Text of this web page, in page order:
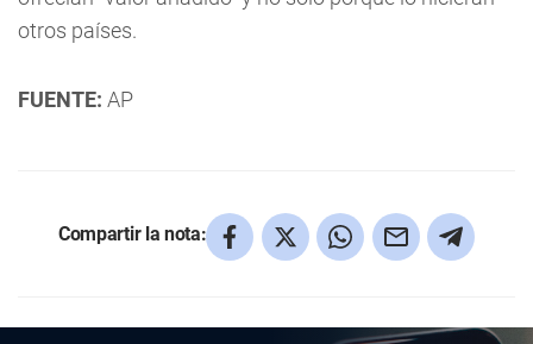
otros países.
FUENTE: AP
Compartir la nota: